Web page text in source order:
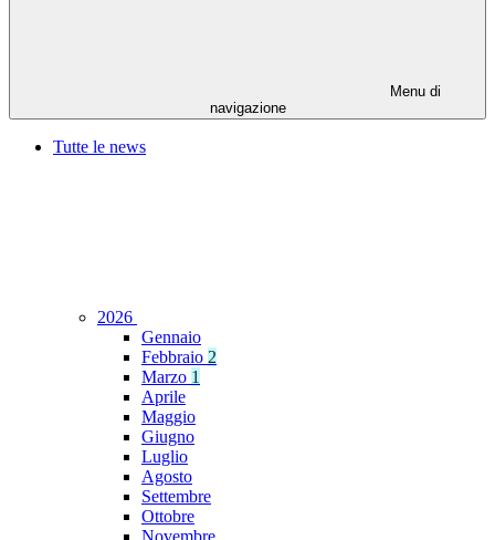
Menu di
navigazione
Tutte le news
2026
Gennaio
Febbraio 2
Marzo 1
Aprile
Maggio
Giugno
Luglio
Agosto
Settembre
Ottobre